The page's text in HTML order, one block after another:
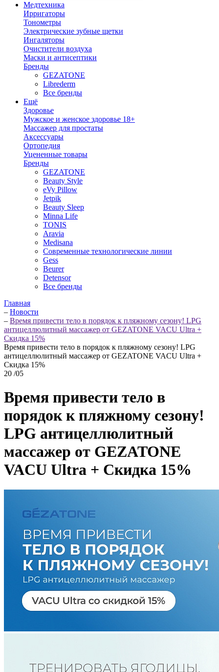
Медтехника
Ирригаторы
Тонометры
Электрические зубные щетки
Ингаляторы
Очистители воздуха
Маски и антисептики
Бренды
GEZATONE
Librederm
Все бренды
Ещё
Здоровье
Мужское и женское здоровье 18+
Массажер для простаты
Аксессуары
Ортопедия
Уцененные товары
Бренды
GEZATONE
Beauty Style
eVy Pillow
Jetpik
Beauty Sleep
Minna Life
TONIS
Aravia
Medisana
Современные технологические линии
Gess
Beurer
Detensor
Все бренды
Главная
– Новости
– Время привести тело в порядок к пляжному сезону! LPG
антицеллюлитный массажер от GEZATONE VACU Ultra +
Скидка 15%
Время привести тело в порядок к пляжному сезону! LPG
антицеллюлитный массажер от GEZATONE VACU Ultra +
Скидка 15%
20 /05
Время привести тело в
порядок к пляжному сезону!
LPG антицеллюлитный
массажер от GEZATONE
VACU Ultra + Скидка 15%